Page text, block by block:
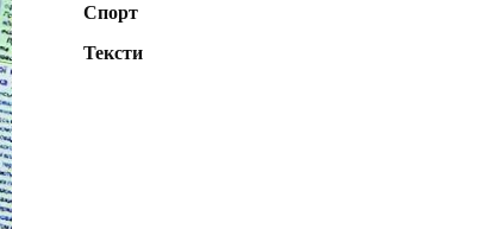
Спорт
Тексти